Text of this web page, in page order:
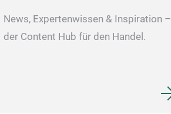
News, Expertenwissen & Inspiration –
der Content Hub für den Handel.